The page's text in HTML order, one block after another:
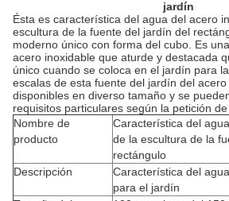
jardín
Ésta es característica del agua del acero
escultura de la fuente del jardín del
moderno único con forma del cubo. Es
acero inoxidable que aturde y destacada
único cuando se coloca en el jardín para
escalas de esta fuente del jardín del
disponibles en diverso tamaño y se
requisitos particulares según la petición de
Nombre de
producto
Característica del
de la escultura de la
rectángulo
Descripción
Característica del
para el jardín